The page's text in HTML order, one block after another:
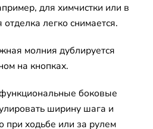
для химчистки или в
легко снимается.
молния дублируется
на кнопках.
боковые
ширину шага и
при ходьбе или за рулем